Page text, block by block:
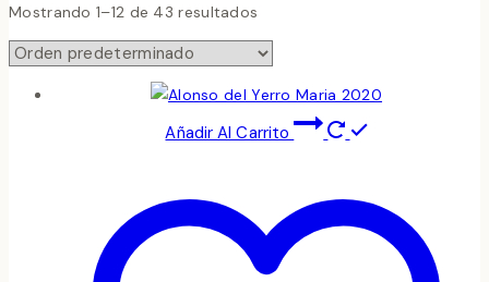
Mostrando 1–12 de 43 resultados
Añadir Al Carrito